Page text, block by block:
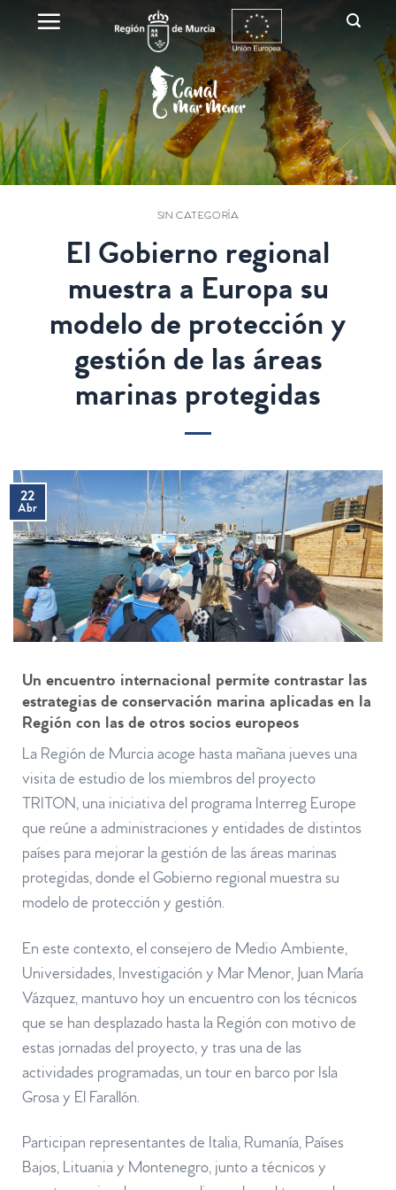
SIN CATEGORÍA
El Gobierno regional
muestra a Europa su
modelo de protección y
gestión de las áreas
marinas protegidas
22
Abr
Un encuentro internacional permite contrastar las
estrategias de conservación marina aplicadas en la
Región con las de otros socios europeos
La Región de Murcia acoge hasta mañana jueves una
visita de estudio de los miembros del proyecto
TRITON, una iniciativa del programa Interreg Europe
que reúne a administraciones y entidades de distintos
países para mejorar la gestión de las áreas marinas
protegidas, donde el Gobierno regional muestra su
modelo de protección y gestión.
En este contexto, el consejero de Medio Ambiente,
Universidades, Investigación y Mar Menor, Juan María
Vázquez, mantuvo hoy un encuentro con los técnicos
que se han desplazado hasta la Región con motivo de
estas jornadas del proyecto, y tras una de las
actividades programadas, un tour en barco por Isla
Grosa y El Farallón.
Participan representantes de Italia, Rumanía, Países
Bajos, Lituania y Montenegro, junto a técnicos y